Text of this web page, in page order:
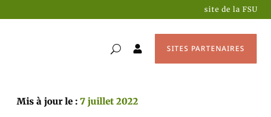
site de la FSU
 SITES PARTENAIRES
Mis à jour le : 7 juillet 2022